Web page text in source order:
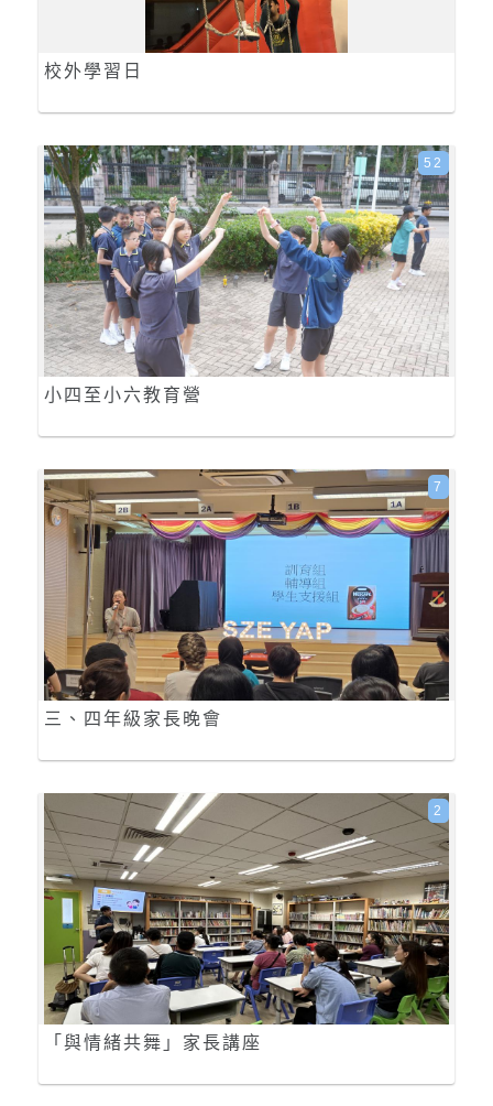
校外學習日
小四至小六教育營
52
三、四年級家長晚會
7
「與情緒共舞」家長講座
2